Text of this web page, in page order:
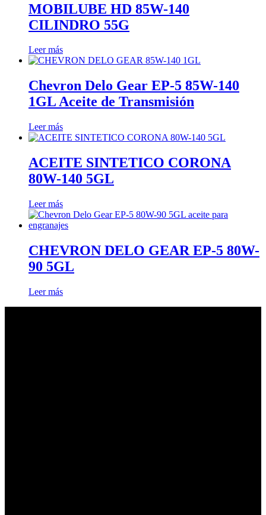
MOBILUBE HD 85W-140
CILINDRO 55G
Leer más
Chevron Delo Gear EP-5 85W-140
1GL Aceite de Transmisión
Leer más
ACEITE SINTETICO CORONA
80W-140 5GL
Leer más
CHEVRON DELO GEAR EP-5 80W-
90 5GL
Leer más